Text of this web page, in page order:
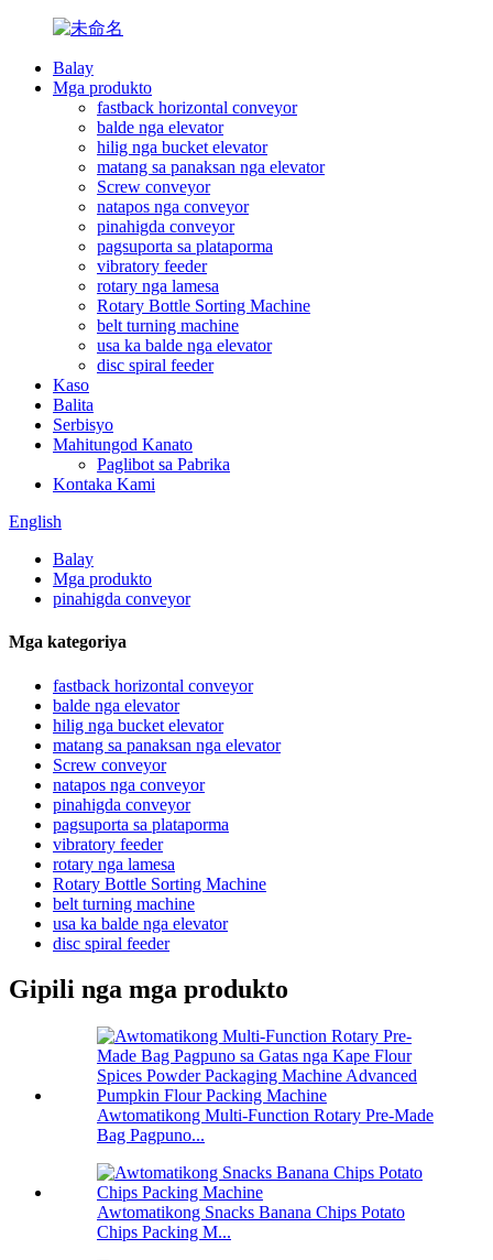
Balay
Mga produkto
fastback horizontal conveyor
balde nga elevator
hilig nga bucket elevator
matang sa panaksan nga elevator
Screw conveyor
natapos nga conveyor
pinahigda conveyor
pagsuporta sa plataporma
vibratory feeder
rotary nga lamesa
Rotary Bottle Sorting Machine
belt turning machine
usa ka balde nga elevator
disc spiral feeder
Kaso
Balita
Serbisyo
Mahitungod Kanato
Paglibot sa Pabrika
Kontaka Kami
English
Balay
Mga produkto
pinahigda conveyor
Mga kategoriya
fastback horizontal conveyor
balde nga elevator
hilig nga bucket elevator
matang sa panaksan nga elevator
Screw conveyor
natapos nga conveyor
pinahigda conveyor
pagsuporta sa plataporma
vibratory feeder
rotary nga lamesa
Rotary Bottle Sorting Machine
belt turning machine
usa ka balde nga elevator
disc spiral feeder
Gipili nga mga produkto
Awtomatikong Multi-Function Rotary Pre-Made
Bag Pagpuno...
Awtomatikong Snacks Banana Chips Potato
Chips Packing M...